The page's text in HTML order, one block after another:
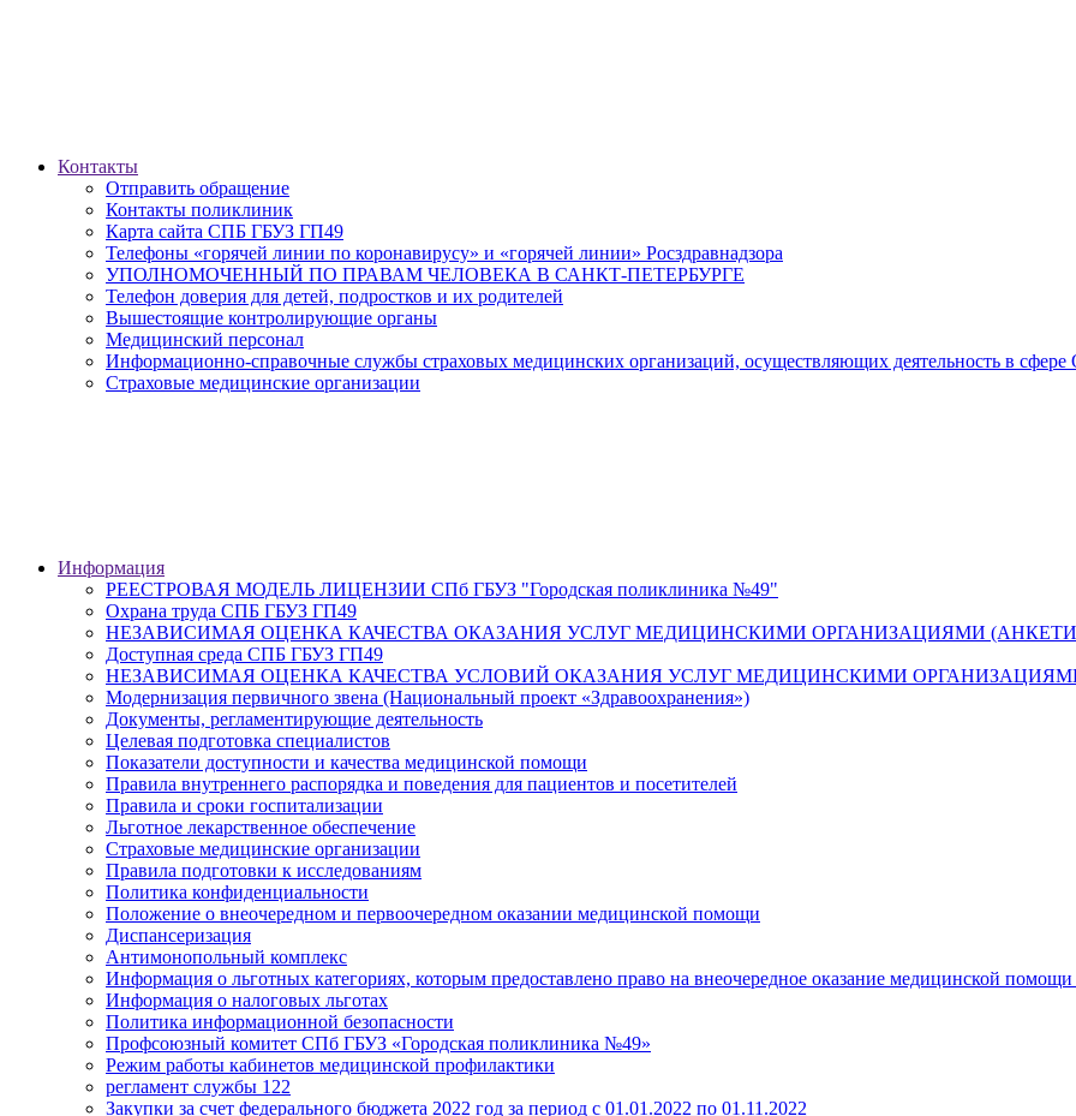
Контакты
Отправить обращение
Контакты поликлиник
Карта сайта СПБ ГБУЗ ГП49
Телефоны «горячей линии по коронавирусу» и «горячей линии» Росздравнадзора
УПОЛНОМОЧЕННЫЙ ПО ПРАВАМ ЧЕЛОВЕКА В САНКТ-ПЕТЕРБУРГЕ
Телефон доверия для детей, подростков и их родителей
Вышестоящие контролирующие органы
Медицинский персонал
Информационно-справочные службы страховых медицинских организаций, осуществляющих деятельность в
Страховые медицинские организации
Информация
РЕЕСТРОВАЯ МОДЕЛЬ ЛИЦЕНЗИИ СПб ГБУЗ "Городская поликлиника №49"
Охрана труда СПБ ГБУЗ ГП49
НЕЗАВИСИМАЯ ОЦЕНКА КАЧЕСТВА ОКАЗАНИЯ УСЛУГ МЕДИЦИНСКИМИ ОРГАНИЗАЦИЯМИ
Доступная среда СПБ ГБУЗ ГП49
НЕЗАВИСИМАЯ ОЦЕНКА КАЧЕСТВА УСЛОВИЙ ОКАЗАНИЯ УСЛУГ МЕДИЦИНСКИМИ
Модернизация первичного звена (Национальный проект «Здравоохранения»)
Документы, регламентирующие деятельность
Целевая подготовка специалистов
Показатели доступности и качества медицинской помощи
Правила внутреннего распорядка и поведения для пациентов и посетителей
Правила и сроки госпитализации
Льготное лекарственное обеспечение
Страховые медицинские организации
Правила подготовки к исследованиям
Политика конфиденциальности
Положение о внеочередном и первоочередном оказании медицинской помощи
Диспансеризация
Антимонопольный комплекс
Информация о льготных категориях, которым предоставлено право на внеочередное оказание медицинской
Информация о налоговых льготах
Политика информационной безопасности
Профсоюзный комитет СПб ГБУЗ «Городская поликлиника №49»
Режим работы кабинетов медицинской профилактики
регламент службы 122
Закупки за счет федерального бюджета 2022 год за период с 01.01.2022 по 01.11.2022